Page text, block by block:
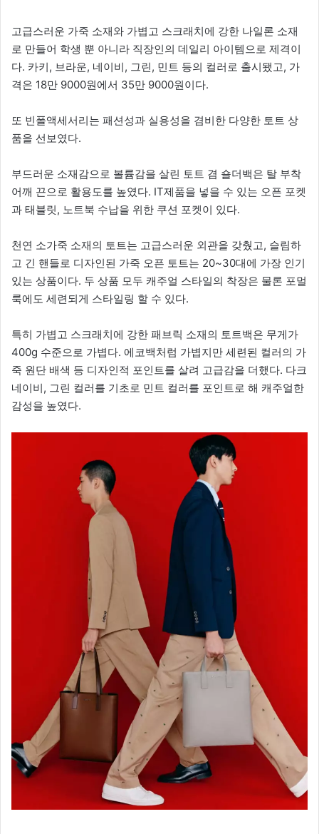
고급스러운 가죽 소재와 가볍고 스크래치에 강한 나일론 소재
로 만들어 학생 뿐 아니라 직장인의 데일리 아이템으로 제격이
다. 카키, 브라운, 네이비, 그린, 민트 등의 컬러로 출시됐고, 가
격은 18만 9000원에서 35만 9000원이다.
또 빈폴액세서리는 패션성과 실용성을 겸비한 다양한 토트 상
품을 선보였다.
부드러운 소재감으로 볼륨감을 살린 토트 겸 숄더백은 탈 부착
어깨 끈으로 활용도를 높였다. IT제품을 넣을 수 있는 오픈 포켓
과 태블릿, 노트북 수납을 위한 쿠션 포켓이 있다.
천연 소가죽 소재의 토트는 고급스러운 외관을 갖췄고, 슬림하
고 긴 핸들로 디자인된 가죽 오픈 토트는 20~30대에 가장 인기
있는 상품이다. 두 상품 모두 캐주얼 스타일의 착장은 물론 포멀
룩에도 세련되게 스타일링 할 수 있다.
특히 가볍고 스크래치에 강한 패브릭 소재의 토트백은 무게가
400g 수준으로 가볍다. 에코백처럼 가볍지만 세련된 컬러의 가
죽 원단 배색 등 디자인적 포인트를 살려 고급감을 더했다. 다크
네이비, 그린 컬러를 기초로 민트 컬러를 포인트로 해 캐주얼한
감성을 높였다.